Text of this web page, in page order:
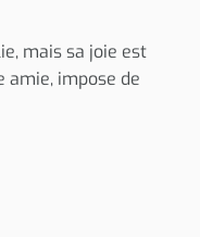
mais sa joie est
amie, impose de